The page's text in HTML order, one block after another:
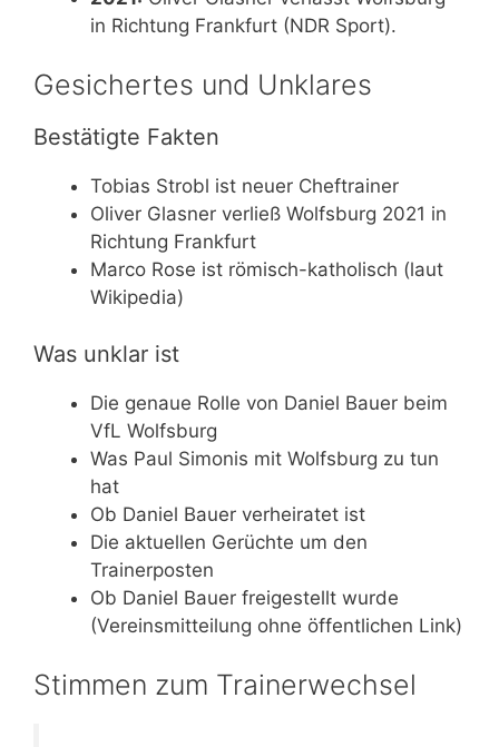
in Richtung Frankfurt (NDR Sport).
Gesichertes und Unklares
Bestätigte Fakten
Tobias Strobl ist neuer Cheftrainer
Oliver Glasner verließ Wolfsburg 2021 in
Richtung Frankfurt
Marco Rose ist römisch-katholisch (laut
Wikipedia)
Was unklar ist
Die genaue Rolle von Daniel Bauer beim
VfL Wolfsburg
Was Paul Simonis mit Wolfsburg zu tun
hat
Ob Daniel Bauer verheiratet ist
Die aktuellen Gerüchte um den
Trainerposten
Ob Daniel Bauer freigestellt wurde
(Vereinsmitteilung ohne öffentlichen Link)
Stimmen zum Trainerwechsel